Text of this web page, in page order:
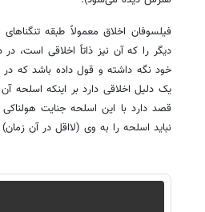
فیلسوفان اخلاق معمولاً طبقه
دیگر را که آن نیز ذاتاً اخلاقی است،‌
خود نگه داشته و قول داده باشد که
یک دلیل اخلاقی دارد بر اینکه اسلحه
قصد دارد با این اسلحه جنایت
نباید اسلحه را به وی (لااقل در آن